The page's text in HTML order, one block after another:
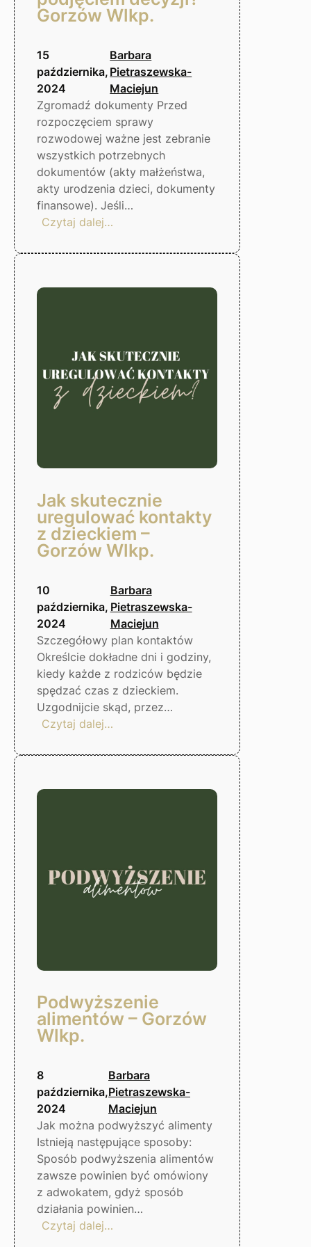
Gorzów Wlkp.
15
października,
2024
Barbara
Pietraszewska-
Maciejun
Zgromadź dokumenty Przed
rozpoczęciem sprawy
rozwodowej ważne jest zebranie
wszystkich potrzebnych
dokumentów (akty małżeństwa,
akty urodzenia dzieci, dokumenty
finansowe). Jeśli…
Czytaj dalej…
Co
wiedzieć
Gorzów
Wlkp.
Jak skutecznie
uregulować kontakty
z dzieckiem –
Gorzów Wlkp.
10
października,
2024
Barbara
Pietraszewska-
Maciejun
Szczegółowy plan kontaktów
Określcie dokładne dni i godziny,
kiedy każde z rodziców będzie
spędzać czas z dzieckiem.
Uzgodnijcie skąd, przez…
Czytaj dalej…
skutecznie
kontakty
Wlkp.
Podwyższenie
alimentów – Gorzów
Wlkp.
8
października,
2024
Barbara
Pietraszewska-
Maciejun
Jak można podwyższyć alimenty
Istnieją następujące sposoby:
Sposób podwyższenia alimentów
zawsze powinien być omówiony
z adwokatem, gdyż sposób
działania powinien…
Czytaj dalej…